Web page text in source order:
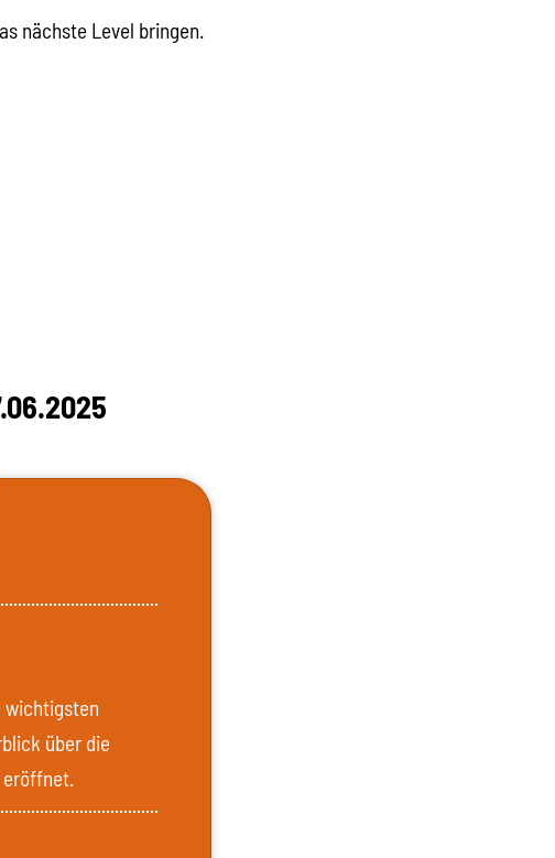
nächste Level bringen.
wichtigsten
über die
eröffnet.